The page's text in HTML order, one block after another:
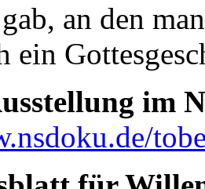
an den
ein
im